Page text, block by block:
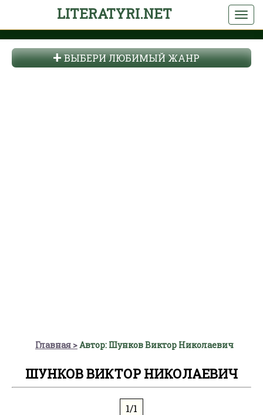
LITERATYRI.NET
ВЫБЕРИ ЛЮБИМЫЙ ЖАНР
Главная Автор: Шунков Виктор Николаевич
ШУНКОВ ВИКТОР НИКОЛАЕВИЧ
1/1